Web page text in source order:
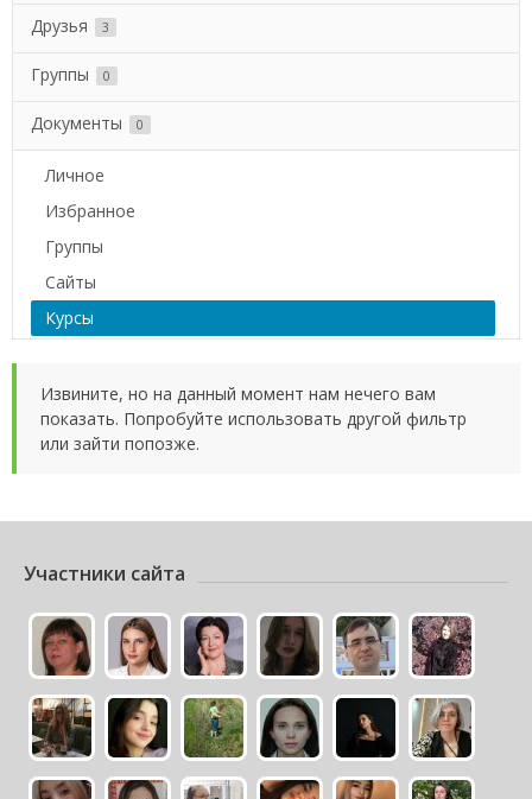
Друзья 3
Группы 0
Документы 0
Личное
Избранное
Группы
Сайты
Курсы
Извините, но на данный момент нам нечего вам
показать. Попробуйте использовать другой фильтр
или зайти попозже.
Участники сайта